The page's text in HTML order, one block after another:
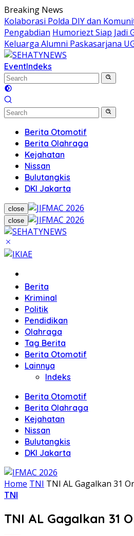
Skip
to
content
Breaking News
Kolaborasi Polda DIY dan
Pengabdian Humoriezt Siap Jadi
Keluarga Alumni Paskasarjana
EventIndeks
Berita Otomotif
Berita Olahraga
Kejahatan
Nissan
Bulutangkis
DKI Jakarta
close
close
Berita
Kriminal
Politik
Pendidikan
Olahraga
Tag Berita
Berita Otomotif
Lainnya
Indeks
Berita Otomotif
Berita Olahraga
Kejahatan
Nissan
Bulutangkis
DKI Jakarta
Home TNI TNI AL Gagalkan 31
TNI
TNI AL Gagalkan 31